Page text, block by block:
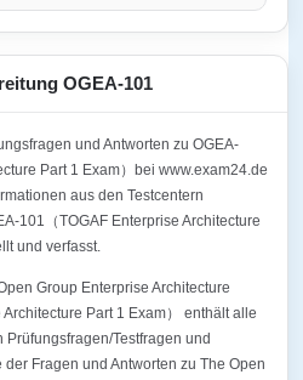
OGEA-101
und Antworten zu OGEA-
Part 1 Exam）bei www.exam24.de
aus den Testcentern
101（TOGAF Enterprise Architecture
und verfasst.
Group Enterprise Architecture
Part 1 Exam） enthält alle
Testfragen und
Fragen und Antworten zu The Open